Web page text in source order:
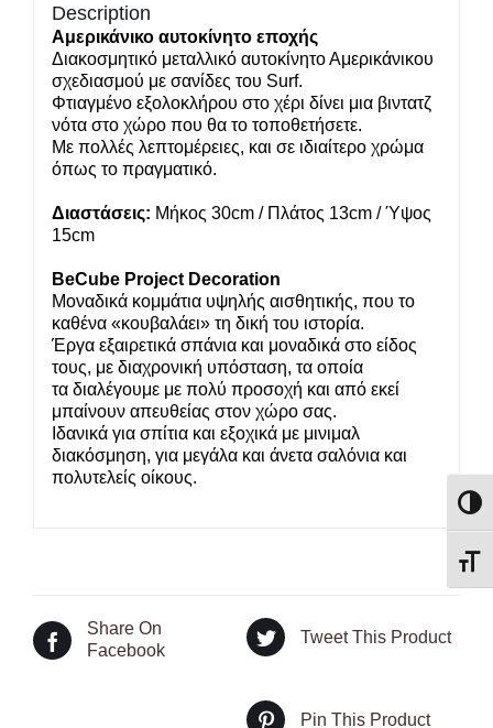
Description
Αμερικάνικο αυτοκίνητο εποχής
Διακοσμητικό μεταλλικό αυτοκίνητο Αμερικάνικου
σχεδιασμού με σανίδες του Surf.
Φτιαγμένο εξολοκλήρου στο χέρι δίνει μια βιντατζ
νότα στο χώρο που θα το τοποθετήσετε.
Με πολλές λεπτομέρειες, και σε ιδιαίτερο χρώμα
όπως το πραγματικό.
Διαστάσεις: Μήκος 30cm / Πλάτος 13cm / Ύψος
15cm
BeCube Project Decoration
Μοναδικά κομμάτια υψηλής αισθητικής, που το
καθένα «κουβαλάει» τη δική του ιστορία.
Έργα εξαιρετικά σπάνια και μοναδικά στο είδος
τους, με διαχρονική υπόσταση, τα οποία
τα διαλέγουμε με πολύ προσοχή και από εκεί
μπαίνουν απευθείας στον χώρο σας.
Ιδανικά για σπίτια και εξοχικά με μινιμαλ
διακόσμηση, για μεγάλα και άνετα σαλόνια και
πολυτελείς οίκους.
Share On
Facebook
Tweet This Product
Pin This Product